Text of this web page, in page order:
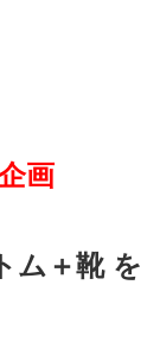
画
ム＋靴 を